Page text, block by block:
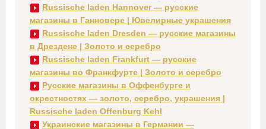
Russische laden Hannover — русские
магазины в Ганновере | Ювелирные украшения
Russische laden Dresden — русские магазины
в Дрездене | Золото и серебро
Russische laden Frankfurt — русские
магазины во Франкфурте | Золото и серебро
Русские магазины в Оффенбурге и
окрестностях — золото, серебро, украшения |
Russische laden Offenburg Kehl
Украинские магазины в Германии —